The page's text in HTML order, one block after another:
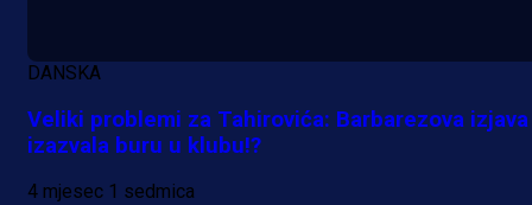
DANSKA
Veliki problemi za Tahirovića: Barbarezova izjava
izazvala buru u klubu!?
4 mjesec 1 sedmica